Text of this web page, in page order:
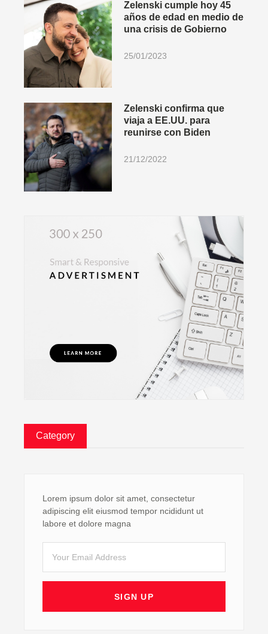
Zelenski cumple hoy 45
años de edad en medio de
una crisis de Gobierno
25/01/2023
Zelenski confirma que
viaja a EE.UU. para
reunirse con Biden
21/12/2022
Category
Lorem ipsum dolor sit amet, consectetur
adipiscing elit eiusmod tempor ncididunt ut
labore et dolore magna
SIGN UP